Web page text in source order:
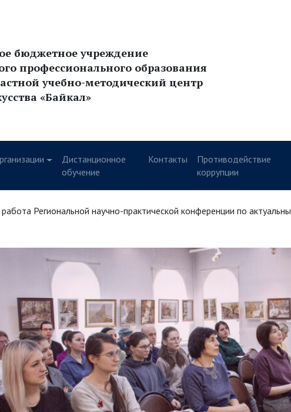
бюджетное учреждение
профессионального образования
учебно-методический центр
«Байкал»
Дистанционное
обучение
Контакты
Противодействие
коррупции
Региональной научно-практической конференции по